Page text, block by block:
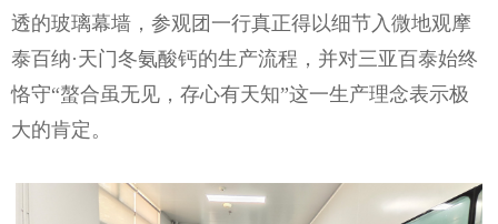
透的玻璃幕墙，参观团一行真正得以细节入微地观摩
泰百纳·天门冬氨酸钙的生产流程，并对三亚百泰始终
恪守“螯合虽无见，存心有天知”这一生产理念表示极
大的肯定。